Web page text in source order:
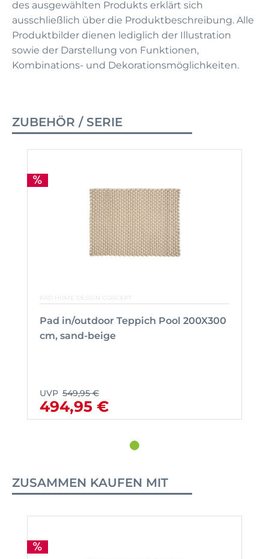
des ausgewählten Produkts erklärt sich
ausschließlich über die Produktbeschreibung. Alle
Produktbilder dienen lediglich der Illustration
sowie der Darstellung von Funktionen,
Kombinations- und Dekorationsmöglichkeiten.
ZUBEHÖR / SERIE
PAD HOME DESIGN CONCEPT
Pad in/outdoor Teppich Pool 200X300
cm, sand-beige
UVP 549,95 €
494,95 €
ZUSAMMEN KAUFEN MIT